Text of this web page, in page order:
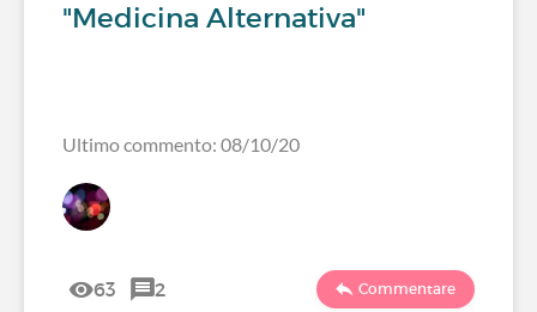
"Medicina Alternativa"
Ultimo commento: 08/10/20
63 2 Commentare